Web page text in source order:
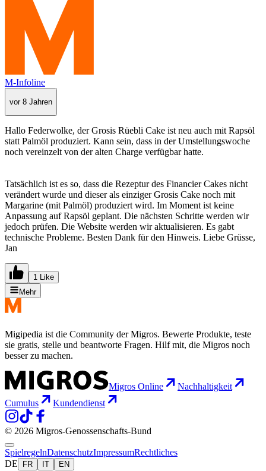
M-Infoline
vor 8 Jahren
Hallo Federwolke, der Grosis Rüebli Cake ist neu auch mit Rapsöl
statt Palmöl produziert. Kann sein, dass in der Umstellungswoche
noch vereinzelt von der alten Charge verfügbar hatte.
Tatsächlich ist es so, dass die Rezeptur des Financier Cakes nicht
verändert wurde und dieser als einziger Grosis Cake noch mit
Margarine (mit Palmöl) produziert wird. Im Moment ist keine
Anpassung auf Rapsöl geplant. Die nächsten Schritte werden wir
jedoch prüfen. Die Website werden wir aktualisieren. Es gabt
technische Probleme. Besten Dank für den Hinweis. Liebe Grüsse,
Jan
1 Like
Mehr
Migipedia ist die Community der Migros. Bewerte Produkte, teste
sie gratis, stelle und beantworte Fragen. Hilf mit, die Migros noch
besser zu machen.
Migros Online
Nachhaltigkeit
Cumulus
Kundendienst
© 2026 Migros-Genossenschafts-Bund
SpielregelnDatenschutzImpressumRechtliches
DE
FR IT EN